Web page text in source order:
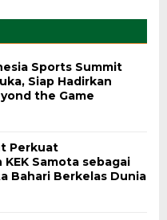
Sports Summit
Siap Hadirkan
the Game
Perkuat
Samota sebagai
Bahari Berkelas Dunia